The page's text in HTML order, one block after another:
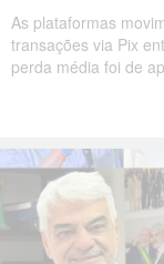
As plataformas
transações via Pix
perda média foi de